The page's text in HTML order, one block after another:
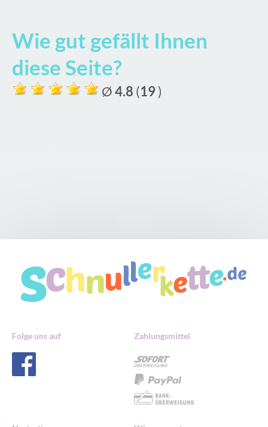
Wie gut gefällt Ihnen
diese Seite?
Ø4.8 (19 )
Folge uns auf Zahlungsmittel